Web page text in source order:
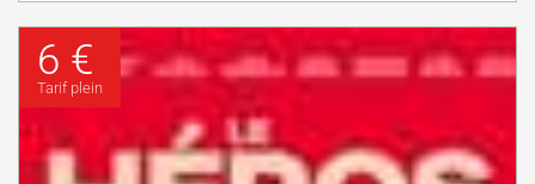
6 €
Tarif plein